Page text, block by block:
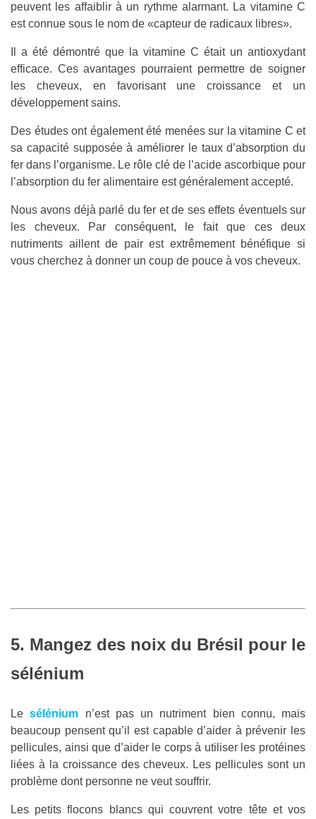
peuvent les affaiblir à un rythme alarmant. La vitamine C
est connue sous le nom de «capteur de radicaux libres».
Il a été démontré que la vitamine C était un antioxydant
efficace. Ces avantages pourraient permettre de soigner
les cheveux, en favorisant une croissance et un
développement sains.
Des études ont également été menées sur la vitamine C et
sa capacité supposée à améliorer le taux d’absorption du
fer dans l’organisme. Le rôle clé de l’acide ascorbique pour
l’absorption du fer alimentaire est généralement accepté.
Nous avons déjà parlé du fer et de ses effets éventuels sur
les cheveux. Par conséquent, le fait que ces deux
nutriments aillent de pair est extrêmement bénéfique si
vous cherchez à donner un coup de pouce à vos cheveux.
5. Mangez des noix du Brésil pour le
sélénium
Lesélénium n’est pas un nutriment bien connu, mais
beaucoup pensent qu’il est capable d’aider à prévenir les
pellicules, ainsi que d’aider le corps à utiliser les protéines
liées à la croissance des cheveux. Les pellicules sont un
problème dont personne ne veut souffrir.
Les petits flocons blancs qui couvrent votre tête et vos